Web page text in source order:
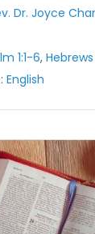
Dr. Joyce
1:1-6, Hebrews
English